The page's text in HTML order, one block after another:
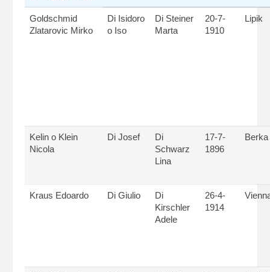
Goldschmid
Zlatarovic Mirko
Di Isidoro
o Iso
Di Steiner
Marta
20-7-
1910
Lipik
Kelin o Klein
Nicola
Di Josef
Di
Schwarz
Lina
17-7-
1896
Kraus Edoardo Di Giulio
Di
Kirschler
Adele
26-4-
1914